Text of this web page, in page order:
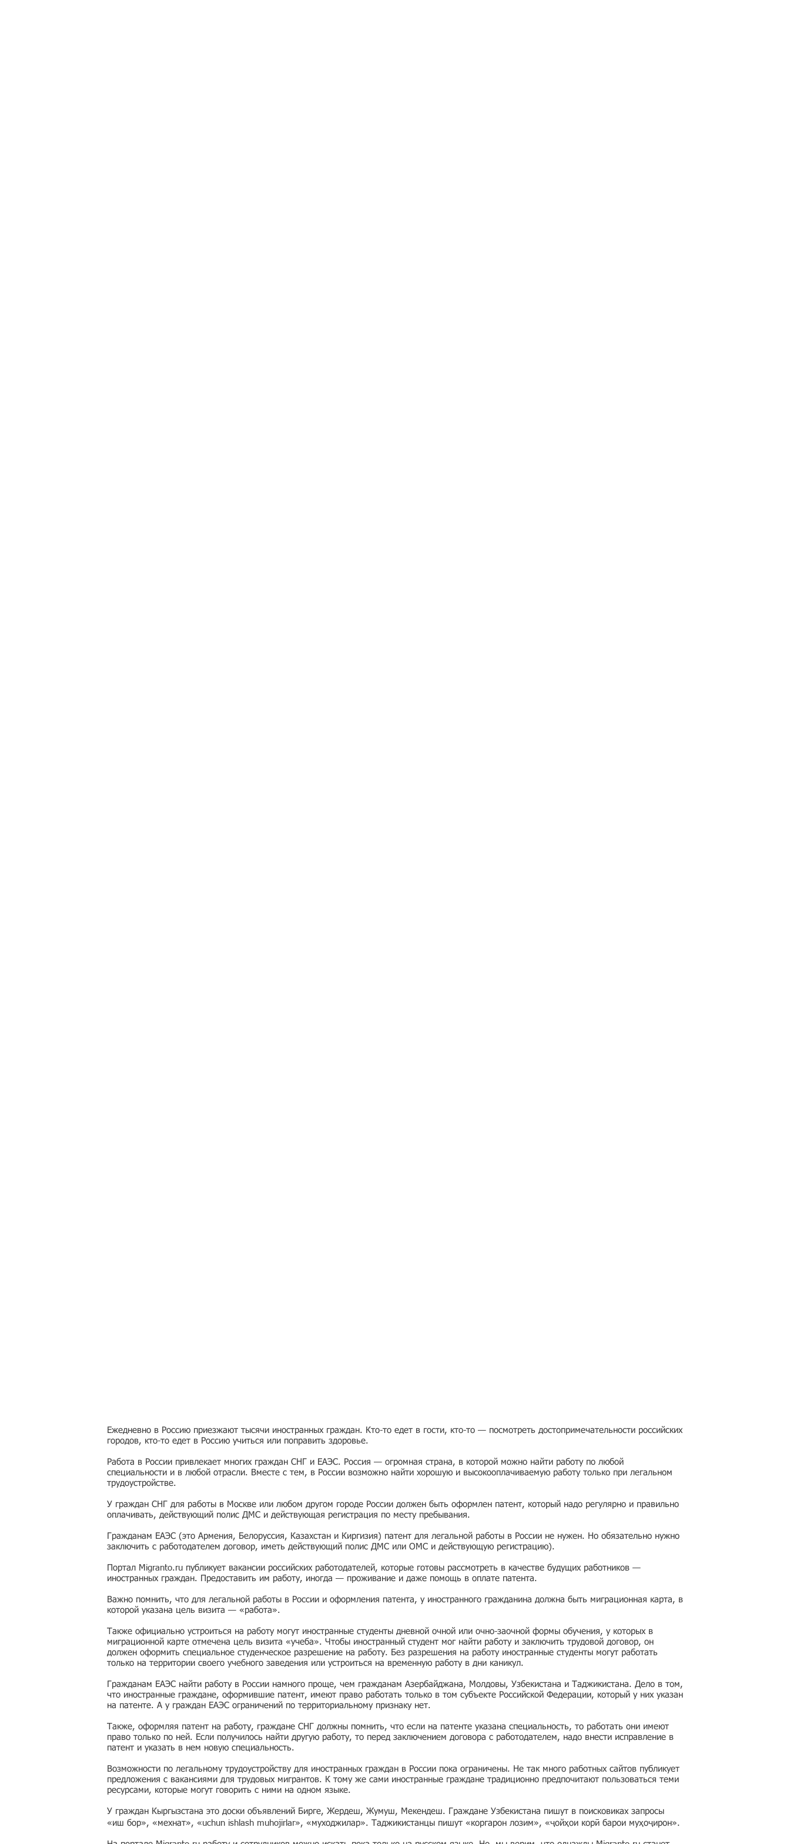
Ежедневно в Россию приезжают тысячи иностранных граждан. Кто-то едет в гости, кто-то — посмотреть достопримечательности российских
городов, кто-то едет в Россию учиться или поправить здоровье.
Работа в России привлекает многих граждан СНГ и ЕАЭС. Россия — огромная страна, в которой можно найти работу по любой
специальности и в любой отрасли. Вместе с тем, в России возможно найти хорошую и высокооплачиваемую работу только при легальном
трудоустройстве.
У граждан СНГ для работы в Москве или любом другом городе России должен быть оформлен патент, который надо регулярно и правильно
оплачивать, действующий полис ДМС и действующая регистрация по месту пребывания.
Гражданам ЕАЭС (это Армения, Белоруссия, Казахстан и Киргизия) патент для легальной работы в России не нужен. Но обязательно нужно
заключить с работодателем договор, иметь действующий полис ДМС или ОМС и действующую регистрацию).
Портал Migranto.ru публикует вакансии российских работодателей, которые готовы рассмотреть в качестве будущих работников —
иностранных граждан. Предоставить им работу, иногда — проживание и даже помощь в оплате патента.
Важно помнить, что для легальной работы в России и оформления патента, у иностранного гражданина должна быть миграционная карта, в
которой указана цель визита — «работа».
Также официально устроиться на работу могут иностранные студенты дневной очной или очно-заочной формы обучения, у которых в
миграционной карте отмечена цель визита «учеба». Чтобы иностранный студент мог найти работу и заключить трудовой договор, он
должен оформить специальное студенческое разрешение на работу. Без разрешения на работу иностранные студенты могут работать
только на территории своего учебного заведения или устроиться на временную работу в дни каникул.
Гражданам ЕАЭС найти работу в России намного проще, чем гражданам Азербайджана, Молдовы, Узбекистана и Таджикистана. Дело в том,
что иностранные граждане, оформившие патент, имеют право работать только в том субъекте Российской Федерации, который у них указан
на патенте. А у граждан ЕАЭС ограничений по территориальному признаку нет.
Также, оформляя патент на работу, граждане СНГ должны помнить, что если на патенте указана специальность, то работать они имеют
право только по ней. Если получилось найти другую работу, то перед заключением договора с работодателем, надо внести исправление в
патент и указать в нем новую специальность.
Возможности по легальному трудоустройству для иностранных граждан в России пока ограничены. Не так много работных сайтов публикует
предложения с вакансиями для трудовых мигрантов. К тому же сами иностранные граждане традиционно предпочитают пользоваться теми
ресурсами, которые могут говорить с ними на одном языке.
У граждан Кыргызстана это доски объявлений Бирге, Жердеш, Жумуш, Мекендеш. Граждане Узбекистана пишут в поисковиках запросы
«иш бор», «мехнат», «uchun ishlash muhojirlar», «муходжилар». Таджикистанцы пишут «коргарон лозим», «ҷойҳои корӣ барои муҳоҷирон».